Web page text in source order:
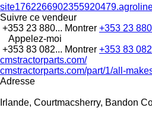
Suivre ce vendeur
+353 23 880... Montrer +353 23
Appelez-moi
+353 83 082... Montrer +353 83
cmstractorparts.com/
cmstractorparts.com/part/1/all-
Adresse
Irlande, Courtmacsherry, Bandon